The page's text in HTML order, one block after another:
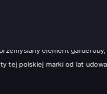
poza czystą użyteczność.
W świecie męskiej
element
tej polskiej marki od lat